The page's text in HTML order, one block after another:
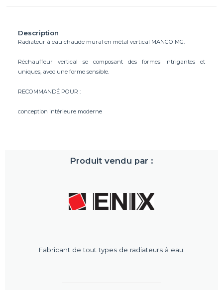
Description
Radiateur à eau chaude mural en métal vertical MANGO MG.
Réchauffeur vertical se composant des formes intrigantes et
uniques, avec une forme sensible.
RECOMMANDÉ POUR :
conception intérieure moderne
Produit vendu par :
Fabricant de tout types de radiateurs à eau.